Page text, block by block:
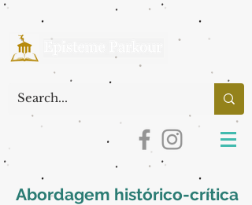
Abordagem histórico-crítica